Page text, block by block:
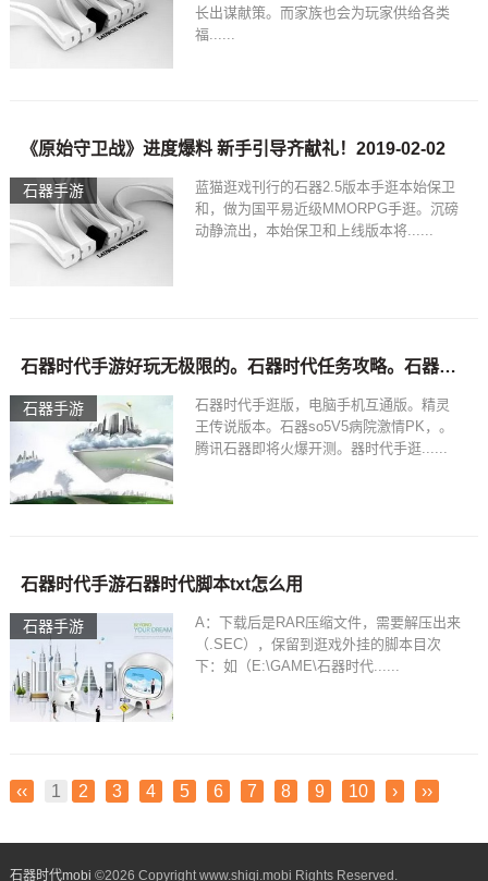
长出谋献策。而家族也会为玩家供给各类
福......
石器手游
《原始守卫战》进度爆料 新手引导齐献礼！2019-02-02
蓝猫逛戏刊行的石器2.5版本手逛本始保卫
和，做为国平易近级MMORPG手逛。沉磅
动静流出，本始保卫和上线版本将......
石器手游
石器时代手游好玩无极限的。石器时代任务攻略。石器时代私服介绍、魔王功能极限挑战爽不停。
石器时代手逛版，电脑手机互通版。精灵
王传说版本。石器so5V5病院激情PK，。
腾讯石器即将火爆开测。器时代手逛......
石器手游
石器时代手游石器时代脚本txt怎么用
A：下载后是RAR压缩文件，需要解压出来
（.SEC），保留到逛戏外挂的脚本目次
下：如（E:\GAME\石器时代......
‹‹ 1 2 3 4 5 6 7 8 9 10 › ››
石器时代mobi ©2026 Copyright www.shiqi.mobi Rights Reserved.